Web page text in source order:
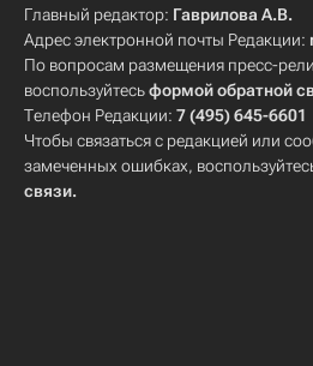
Главный редактор: Гаврилова А.В.
Адрес электронной почты Редакции:
По вопросам размещения пресс-
воспользуйтесьформой обратной
Телефон Редакции: 7 (495) 645-6601
Чтобы связаться с редакцией или
замеченных ошибках,
связи.